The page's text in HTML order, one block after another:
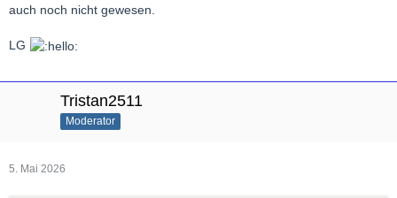
auch noch nicht gewesen.
LG
Tristan2511
Moderator
5. Mai 2026